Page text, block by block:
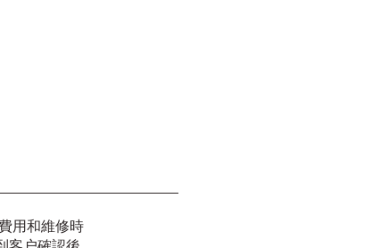
用和維修時